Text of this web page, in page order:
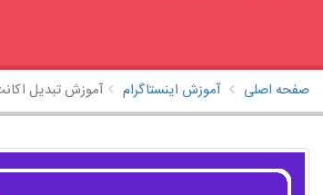
صفحه اصلی آموزش اینستاگرام آموزش تبدیل